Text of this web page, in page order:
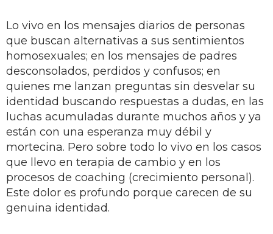
Lo vivo en los mensajes diarios de personas
que buscan alternativas a sus sentimientos
homosexuales; en los mensajes de padres
desconsolados, perdidos y confusos; en
quienes me lanzan preguntas sin desvelar su
identidad buscando respuestas a dudas, en las
luchas acumuladas durante muchos años y ya
están con una esperanza muy débil y
mortecina. Pero sobre todo lo vivo en los casos
que llevo en terapia de cambio y en los
procesos de coaching (crecimiento personal).
Este dolor es profundo porque carecen de su
genuina identidad.